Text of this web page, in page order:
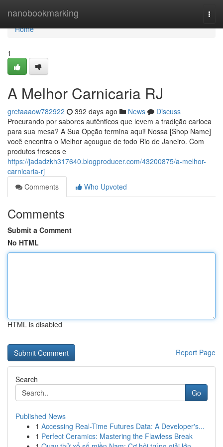
nanobookmarking
Home
Home
1
A Melhor Carnicaria RJ
gretaaaow782922 392 days ago News
Discuss
Procurando por sabores autênticos que levem a tradição carioca
para sua mesa? A Sua Opção termina aqui! Nossa [Shop Name]
você encontra o Melhor açougue de todo Rio de Janeiro. Com
produtos frescos e
https://jadadzkh317640.blogproducer.com/43200875/a-melhor-
carnicaria-rj
Comments
Who Upvoted
Comments
Submit a Comment
No HTML
HTML is disabled
Report Page
Search
Go
Published News
1 Accessing Real-Time Futures Data: A Developer's...
1 Perfect Ceramics: Mastering the Flawless Break